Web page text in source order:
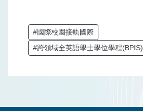
#國際校園接軌國際
#跨領域全英語學士學位學程(BPIS)